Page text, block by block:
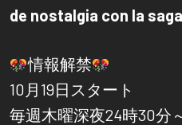
de nostalgia con la
情報解禁
10月19日スタート
毎週木曜深夜24時30分